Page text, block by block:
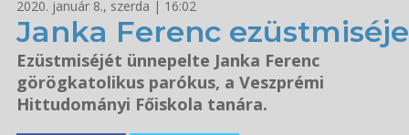
2020. január 8., szerda | 16:02
Janka Ferenc ezüstmiséje
Ezüstmiséjét ünnepelte Janka Ferenc
görögkatolikus parókus, a Veszprémi
Hittudományi Főiskola tanára.